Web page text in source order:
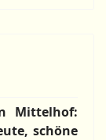
Mittelhof:
schöne